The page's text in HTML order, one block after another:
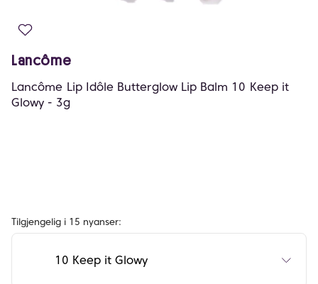
Lancôme
Lancôme Lip Idôle Butterglow Lip Balm 10 Keep it
Glowy - 3g
Tilgjengelig i 15 nyanser:
10 Keep it Glowy